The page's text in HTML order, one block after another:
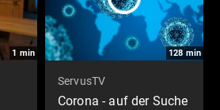
1 min 128 min
ServusTV
Corona - auf der Suche